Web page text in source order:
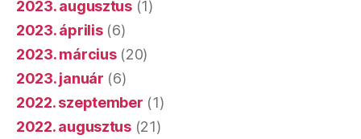
2023. augusztus(1)
2023. április(6)
2023. március(20)
2023. január (6)
2022. szeptember (1)
2022. augusztus(21)